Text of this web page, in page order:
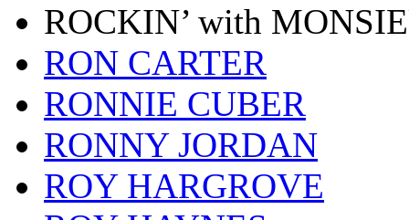
ROCKIN’ with
RON CARTER
RONNIE CUBER
RONNY JORDAN
ROY HARGROVE